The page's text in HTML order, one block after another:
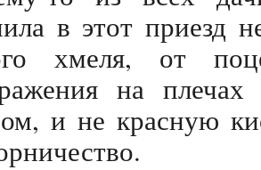
в этот приезд
хмеля, от
на
и не красную